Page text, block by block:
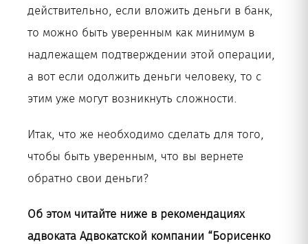
действительно, если вложить деньги в банк,
то можно быть уверенным как минимум в
надлежащем подтверждении этой операции,
а вот если одолжить деньги человеку, то с
этим уже могут возникнуть сложности.
Итак, что же необходимо сделать для того,
чтобы быть уверенным, что вы вернете
обратно свои деньги?
Об этом читайте ниже в рекомендациях
адвоката Адвокатской компании “Борисенко